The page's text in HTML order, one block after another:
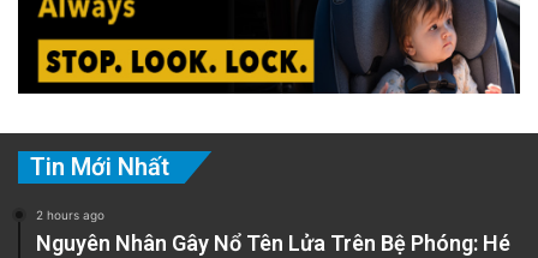
Tin Mới Nhất
2 hours ago
Nguyên Nhân Gây Nổ Tên Lửa Trên Bệ Phóng: Hé